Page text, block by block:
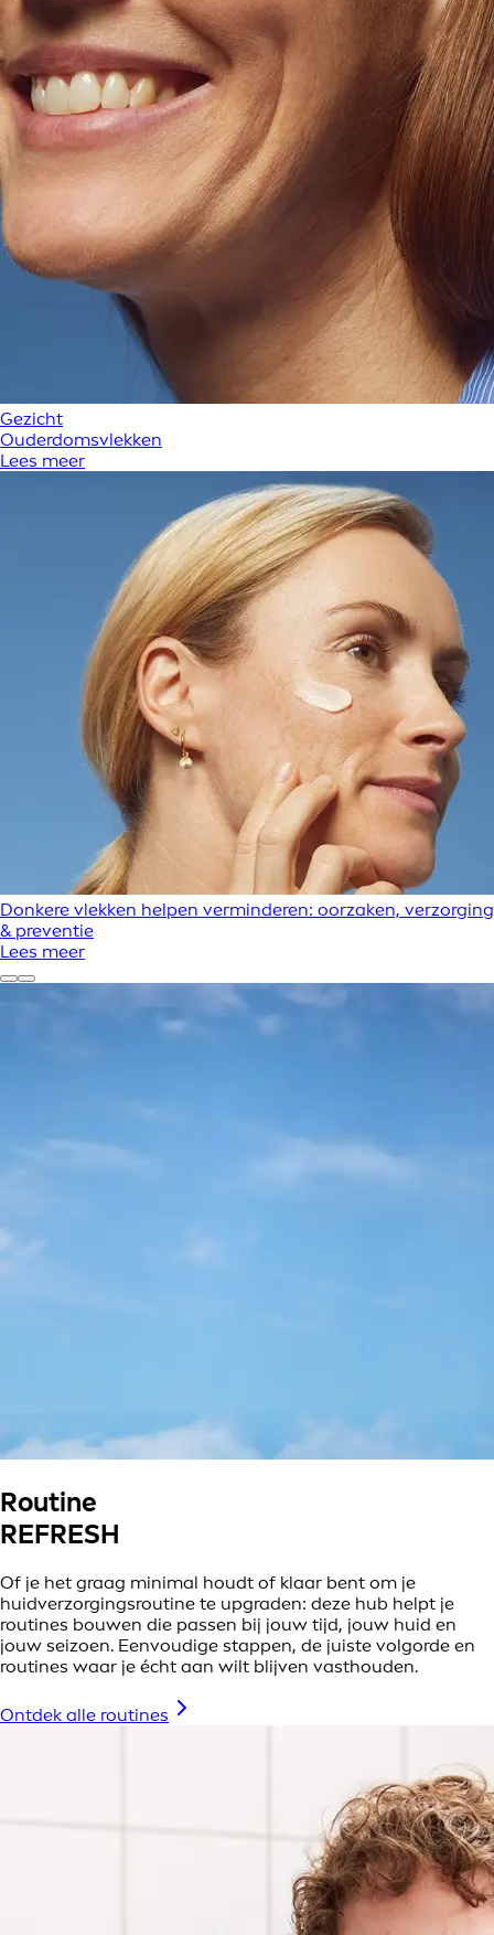
Gezicht
Ouderdomsvlekken
Lees meer
Donkere vlekken helpen verminderen: oorzaken, verzorging
& preventie
Lees meer
Routine
REFRESH
Of je het graag minimal houdt of klaar bent om je
huidverzorgingsroutine te upgraden: deze hub helpt je
routines bouwen die passen bij jouw tijd, jouw huid en
jouw seizoen. Eenvoudige stappen, de juiste volgorde en
routines waar je écht aan wilt blijven vasthouden.
Ontdek alle routines